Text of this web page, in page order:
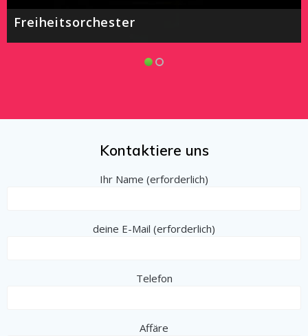
Freiheitsorchester
Kontaktiere uns
Ihr Name (erforderlich)
deine E-Mail (erforderlich)
Telefon
Affäre